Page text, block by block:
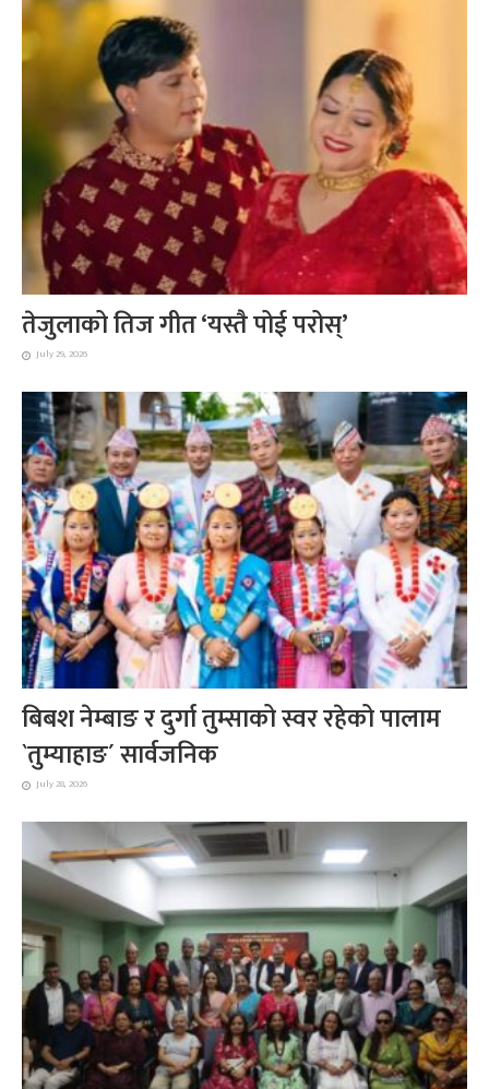
तेजुलाको तिज गीत ‘यस्तै पोई परोस्’
July 29, 2026
बिबश नेम्बाङ र दुर्गा तुम्साको स्वर रहेको पालाम
`तुम्याहाङ´ सार्वजनिक
July 28, 2026